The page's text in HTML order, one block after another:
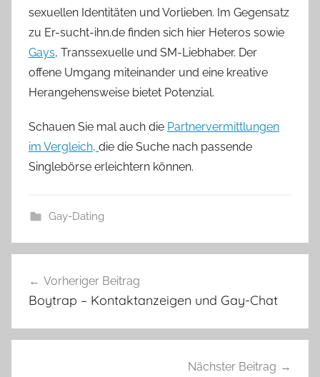
sexuellen Identitäten und Vorlieben. Im Gegensatz
zu Er-sucht-ihn.de finden sich hier Heteros sowie
Gays, Transsexuelle und SM-Liebhaber. Der
offene Umgang miteinander und eine kreative
Herangehensweise bietet Potenzial.
Schauen Sie mal auch die Partnervermittlungen
im Vergleich, die die Suche nach passende
Singlebörse erleichtern können.
Gay-Dating
Vorheriger Beitrag
Boytrap – Kontaktanzeigen und Gay-Chat
Nächster Beitrag